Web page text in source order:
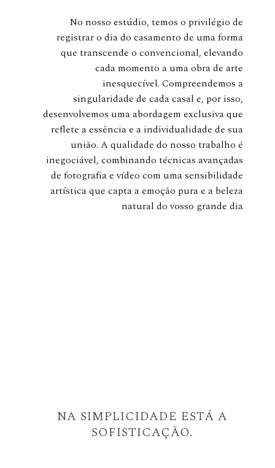
No nosso estúdio, temos o privilégio de
registrar o dia do casamento de uma forma
que transcende o convencional, elevando
cada momento a uma obra de arte
inesquecível. Compreendemos a
singularidade de cada casal e, por isso,
desenvolvemos uma abordagem exclusiva que
reflete a essência e a individualidade de sua
união. A qualidade do nosso trabalho é
inegociável, combinando técnicas avançadas
de fotografia e vídeo com uma sensibilidade
artística que capta a emoção pura e a beleza
natural do vosso grande dia
NA SIMPLICIDADE ESTÁ A
SOFISTICAÇÃO.